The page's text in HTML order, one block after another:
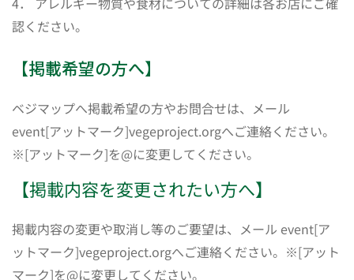
認ください。
【掲載希望の方へ】
ベジマップへ掲載希望の方やお問合せは、メール
event[アットマーク]vegeproject.orgへご連絡ください。
※[アットマーク]を@に変更してください。
【掲載内容を変更されたい方へ】
掲載内容の変更や取消し等のご要望は、メール event[ア
ットマーク]vegeproject.orgへご連絡ください。※[アット
マーク]を@に変更してください。